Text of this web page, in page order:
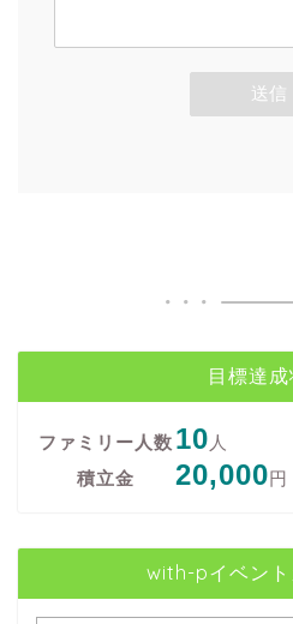
目標達
ファミリー人数 10 人
積立金
20,000円
with-pイベント